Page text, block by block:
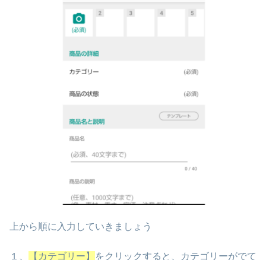
上から順に入力していきましょう
１、 【カテゴリー】 をクリックすると、カテゴリーがでて